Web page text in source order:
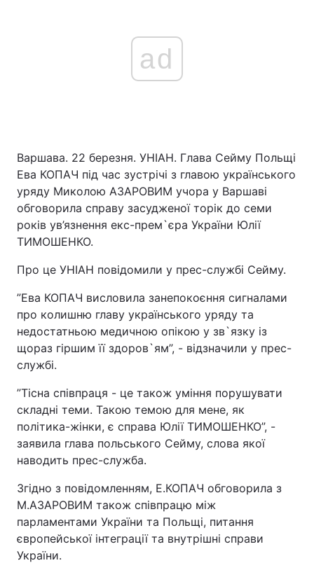
ad
Варшава. 22 березня. УНІАН. Глава Сейму Польщі
Ева КОПАЧ під час зустрічі з главою українського
уряду Миколою АЗАРОВИМ учора у Варшаві
обговорила справу засудженої торік до семи
років ув’язнення екс-прем`єра України Юлії
ТИМОШЕНКО.
Про це УНІАН повідомили у прес-службі Сейму.
”Ева КОПАЧ висловила занепокоєння сигналами
про колишню главу українського уряду та
недостатньою медичною опікою у зв`язку із
щораз гіршим її здоров`ям”, - відзначили у прес-
службі.
”Тісна співпраця - це також уміння порушувати
складні теми. Такою темою для мене, як
політика-жінки, є справа Юлії ТИМОШЕНКО”, -
заявила глава польського Сейму, слова якої
наводить прес-служба.
Згідно з повідомленням, Е.КОПАЧ обговорила з
М.АЗАРОВИМ також співпрацю між
парламентами України та Польщі, питання
європейської інтеграції та внутрішні справи
України.